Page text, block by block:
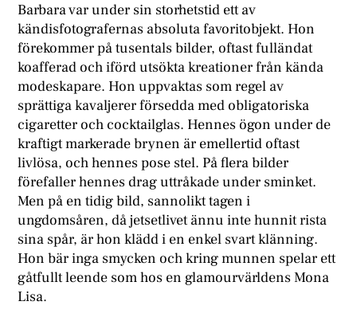
Barbara var under sin storhetstid ett av
kändisfotografernas absoluta favoritobjekt. Hon
förekommer på tusentals bilder, oftast fulländat
koafferad och iförd utsökta kreationer från kända
modeskapare. Hon uppvaktas som regel av
sprättiga kavaljerer försedda med obligatoriska
cigaretter och cocktailglas. Hennes ögon under de
kraftigt markerade brynen är emellertid oftast
livlösa, och hennes pose stel. På flera bilder
förefaller hennes drag uttråkade under sminket.
Men på en tidig bild, sannolikt tagen i
ungdomsåren, då jetsetlivet ännu inte hunnit rista
sina spår, är hon klädd i en enkel svart klänning.
Hon bär inga smycken och kring munnen spelar ett
gåtfullt leende som hos en glamourvärldens Mona
Lisa.